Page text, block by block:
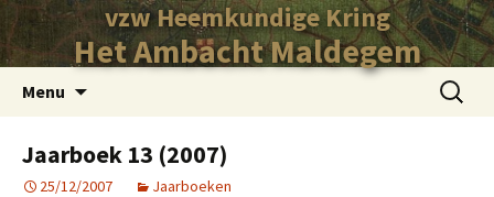
vzw Heemkundige Kring
Het Ambacht Maldegem
Menu
inhoud
Zoeken
naar:
Jaarboek 13 (2007)
25/12/2007 Jaarboeken